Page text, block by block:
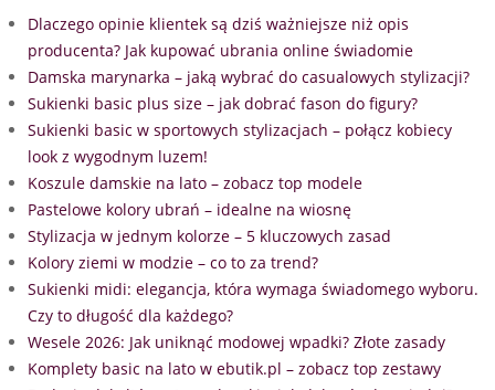
Dlaczego opinie klientek są dziś ważniejsze niż opis
producenta? Jak kupować ubrania online świadomie
Damska marynarka – jaką wybrać do casualowych stylizacji?
Sukienki basic plus size – jak dobrać fason do figury?
Sukienki basic w sportowych stylizacjach – połącz kobiecy
look z wygodnym luzem!
Koszule damskie na lato – zobacz top modele
Pastelowe kolory ubrań – idealne na wiosnę
Stylizacja w jednym kolorze – 5 kluczowych zasad
Kolory ziemi w modzie – co to za trend?
Sukienki midi: elegancja, która wymaga świadomego wyboru.
Czy to długość dla każdego?
Wesele 2026: Jak uniknąć modowej wpadki? Złote zasady
Komplety basic na lato w ebutik.pl – zobacz top zestawy